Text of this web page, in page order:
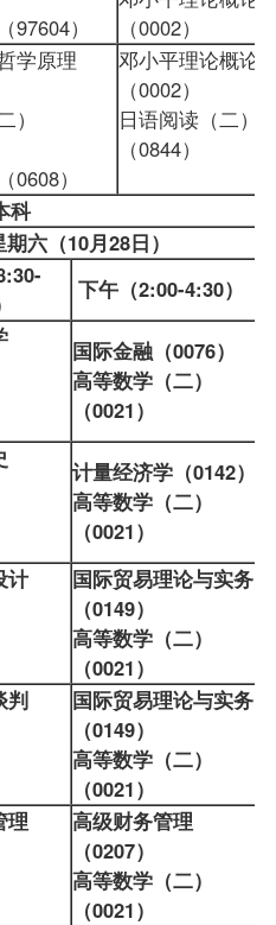
97604）
（0002）
学原理
）
0608）
邓小平理论概论
（0002）
日语阅读（二）
（0844）
科
期六（10月28日）
下午（2:00-4:30）
国际金融（0076）
高等数学（二）
（0021）
计量经济学（0142）
高等数学（二）
（0021）
计
国际贸易理论与实务
（0149）
高等数学（二）
（0021）
判
国际贸易理论与实务
（0149）
高等数学（二）
（0021）
理
高级财务管理
（0207）
高等数学（二）
（0021）